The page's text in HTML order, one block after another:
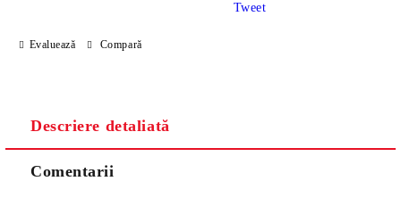
Evaluează Compară
Tweet
Descriere detaliată
Comentarii